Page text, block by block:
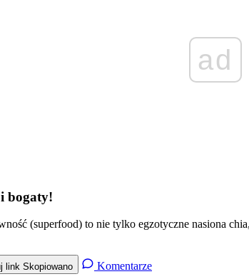
ad
i bogaty!
(superfood) to nie tylko egzotyczne nasiona
link Skopiowano Komentarze